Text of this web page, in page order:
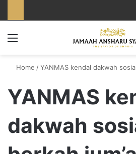
Home /YANMAS kendal dakwah
YANMAS
dakwah